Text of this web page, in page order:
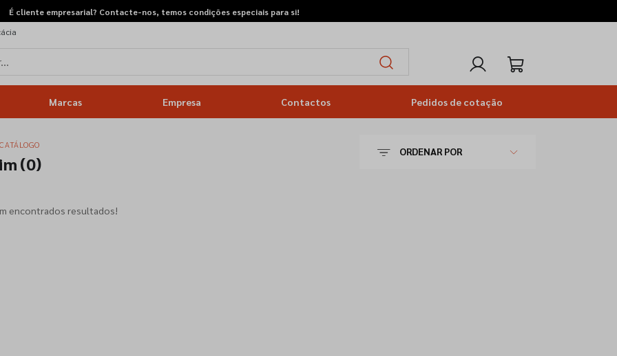
É cliente empresarial? Contacte-nos, temos condições especiais para si!
Marcas Empresa Contactos Pedidos de cotação
CATÁLOGO
(0)
ORDENAR POR
encontrados resultados!